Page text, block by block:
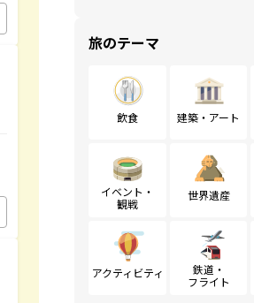
旅のテーマ
飲食 建築・アート
イベント・
観戦
世界遺産
アクティビティ
鉄道・
フライト